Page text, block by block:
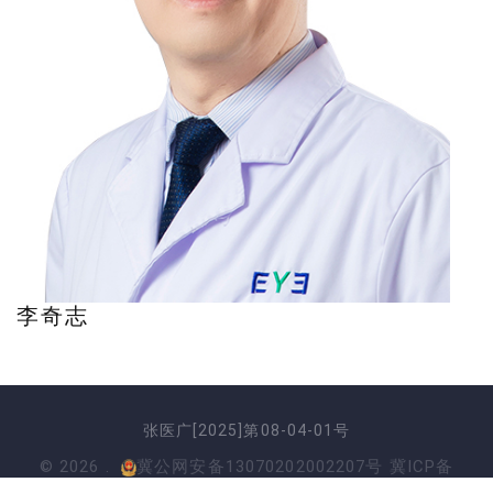
李奇志
张医广[2025]第08-04-01号
© 2026 . 冀公网安备13070202002207号
冀ICP备